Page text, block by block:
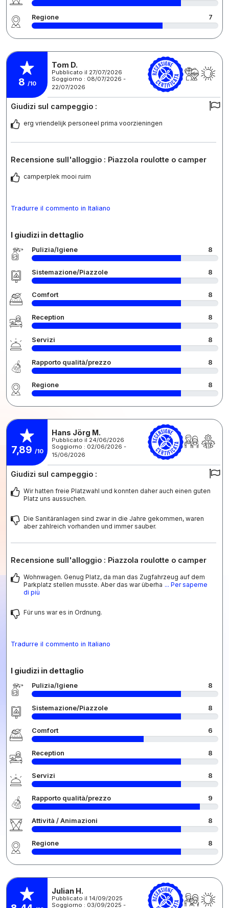
Regione 7
8 /10
Tom D.
Pubblicato il 27/07/2026
Soggiorno : 08/07/2026 -
22/07/2026
Giudizi sul campeggio :
erg vriendelijk personeel prima voorzieningen
Recensione sull'alloggio : Piazzola roulotte o camper
camperplek mooi ruim
Tradurre il commento in Italiano
I giudizi in dettaglio
Pulizia/Igiene 8
Sistemazione/Piazzole 8
Comfort 8
Reception 8
Servizi 8
Rapporto qualità/prezzo 8
Regione 8
7,89 /10
Hans Jörg M.
Pubblicato il 24/06/2026
Soggiorno : 02/06/2026 -
15/06/2026
Giudizi sul campeggio :
Wir hatten freie Platzwahl und konnten daher auch einen guten
Platz uns aussuchen.
Die Sanitäranlagen sind zwar in die Jahre gekommen, waren
aber zahlreich vorhanden und immer sauber.
Recensione sull'alloggio : Piazzola roulotte o camper
Wohnwagen. Genug Platz, da man das Zugfahrzeug auf dem
Parkplatz stellen musste. Aber das war überha ... Per saperne
di più
Für uns war es in Ordnung.
Tradurre il commento in Italiano
I giudizi in dettaglio
Pulizia/Igiene 8
Sistemazione/Piazzole 8
Comfort 6
Reception 8
Servizi 8
Rapporto qualità/prezzo 9
Attività / Animazioni 8
Regione 8
Julian H.
Pubblicato il 14/09/2025
Soggiorno : 03/09/2025 -